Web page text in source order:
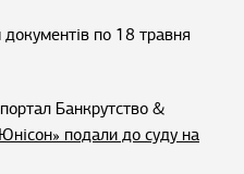
по 18 травня
Банкрутство &
подали до суду на